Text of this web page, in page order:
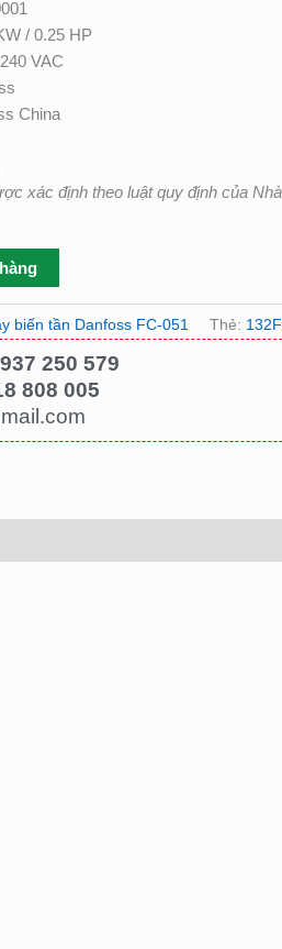
/ 0.25 HP
VAC
China
xác định theo luật quy định của
biến tần Danfoss FC-051 Thẻ:
250 579
808 005